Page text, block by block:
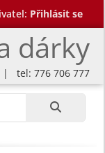
dárky
Přihlásit se
| tel: 776 706 777